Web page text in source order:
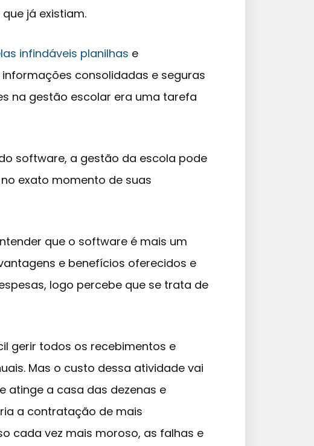
já existiam.
infindáveis planilhas e
consolidadas e seguras
na gestão escolar era uma tarefa
software, a gestão da escola pode
exato momento de suas
que o software é mais um
e benefícios oferecidos e
logo percebe que se trata de
gerir todos os recebimentos e
Mas o custo dessa atividade vai
atinge a casa das dezenas e
a contratação de mais
cada vez mais moroso, as falhas e